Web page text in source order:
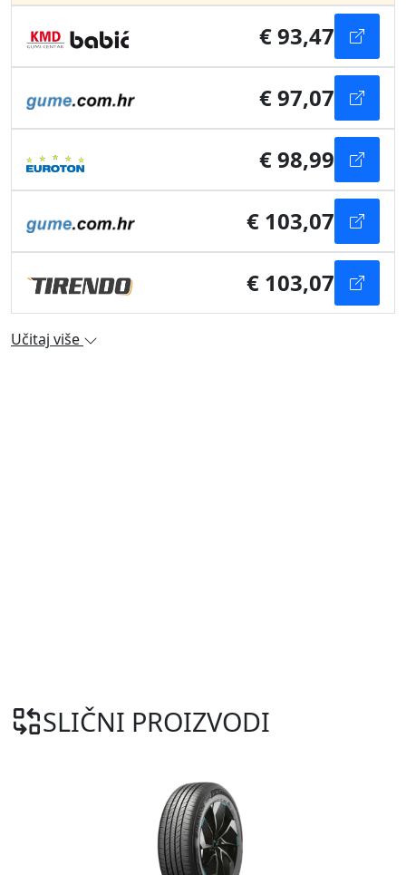
€ 93,47
€ 97,07
€ 98,99
€ 103,07
€ 103,07
Učitaj više
SLIČNI PROIZVODI